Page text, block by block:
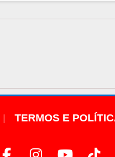
TERMOS E